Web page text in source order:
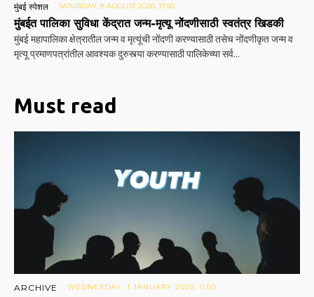
मुंबई स्पेशल SATURDAY, 8 AUGUST 2026, 17:50
मुंबईत पालिका सुविधा केंद्रात जन्म-मृत्यू नोंदणीसाठी स्वतंत्र खिडकी
मुंबई महापालिका क्षेत्रातील जन्म व मृत्यूंची नोंदणी करण्यासाठी तसेच नोंदणीकृत जन्म व
मृत्यू प्रमाणपत्रांतील आवश्यक दुरुस्त्या करण्यासाठी पालिकेच्या सर्व...
Must read
ARCHIVE WEDNESDAY, 1 JANUARY 2020, 0:00